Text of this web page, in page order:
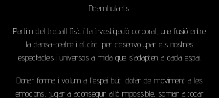
Deambulants.
Partim del treball físic i la investigació corporal, una fusió entre
la dansa-teatre i el circ, per desenvolupar els nostres
espectacles i universos a mida que s’adapten a cada espai.
Donar forma i volum a l’espai buit, dotar de moviment a les
emocions, jugar a aconseguir allò impossible, somiar a tocar